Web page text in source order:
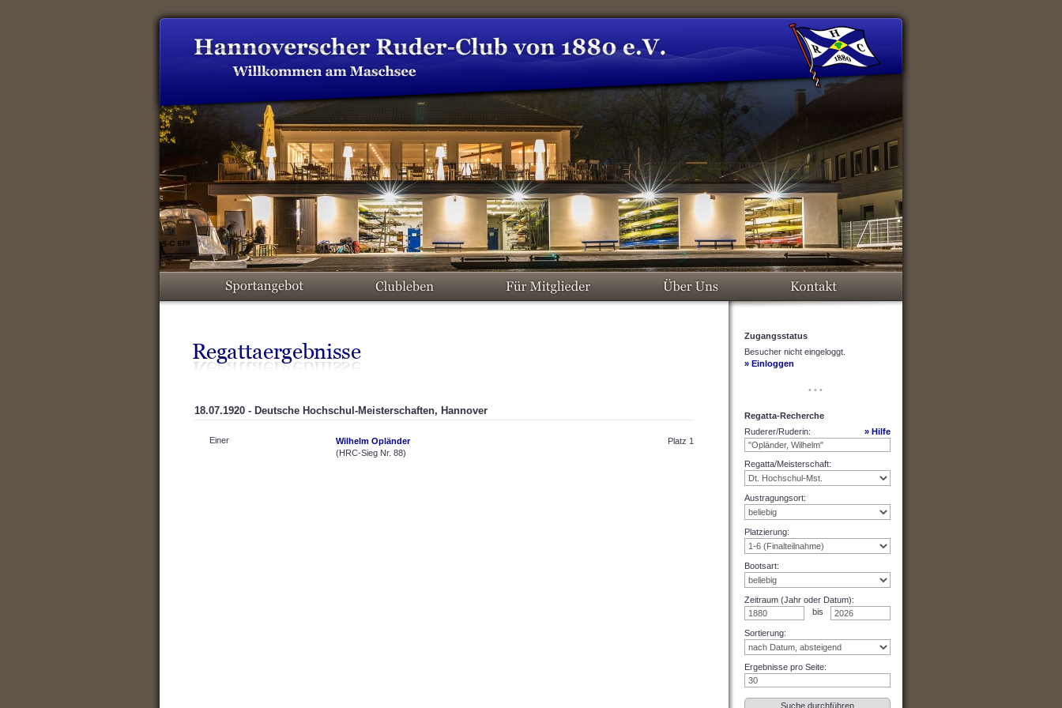
18.07.1920 - Deutsche Hochschul-Meisterschaften, Hannover
Einer
Wilhelm Opländer
(HRC-Sieg Nr. 88)
Platz 1
Zugangsstatus
Besucher nicht eingeloggt.
» Einloggen
• • •
Regatta-Recherche
» Hilfe
Ruderer/Ruderin:
Regatta/Meisterschaft:
Austragungsort:
Platzierung:
Bootsart:
Zeitraum (Jahr oder Datum):
bis
Sortierung:
Ergebnisse pro Seite: